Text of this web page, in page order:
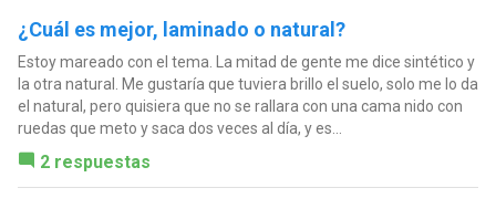
¿Cuál es mejor, laminado o natural?
Estoy mareado con el tema. La mitad de gente me dice sintético y
la otra natural. Me gustaría que tuviera brillo el suelo, solo me lo da
el natural, pero quisiera que no se rallara con una cama nido con
ruedas que meto y saca dos veces al día, y es...
2 respuestas